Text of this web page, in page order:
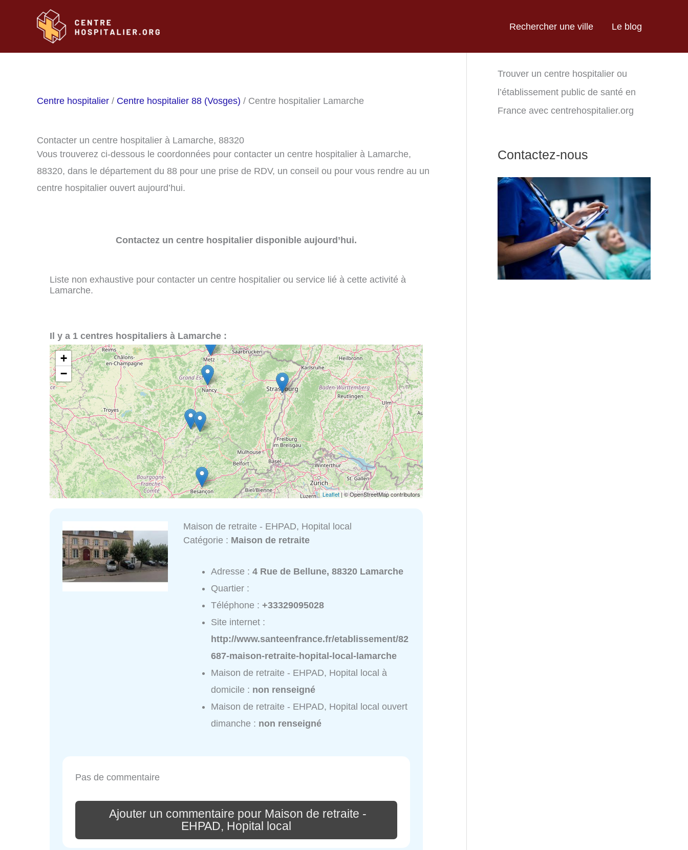
Rechercher une ville Le blog
Centre hospitalier / Centre hospitalier 88 (Vosges) / Centre hospitalier Lamarche
Contacter un centre hospitalier à Lamarche, 88320
Vous trouverez ci-dessous le coordonnées pour contacter un centre hospitalier à Lamarche,
88320, dans le département du 88 pour une prise de RDV, un conseil ou pour vous rendre au un
centre hospitalier ouvert aujourd’hui.
Contactez un centre hospitalier disponible aujourd’hui.
Liste non exhaustive pour contacter un centre hospitalier ou service lié à cette activité à
Lamarche.
Il y a 1 centres hospitaliers à Lamarche :
+
−
Leaflet| © OpenStreetMap contributors
Maison de retraite - EHPAD, Hopital local
Catégorie : Maison de retraite
Adresse :4 Rue de Bellune, 88320 Lamarche
Quartier :
Téléphone :+33329095028
Site internet :
http://www.santeenfrance.fr/etablissement/82
687-maison-retraite-hopital-local-lamarche
Maison de retraite - EHPAD, Hopital local à
domicile : non renseigné
Maison de retraite - EHPAD, Hopital local ouvert
dimanche : non renseigné
Pas de commentaire
Ajouter un commentaire pour Maison de retraite -
EHPAD, Hopital local
Trouver un centre hospitalier ou
l’établissement public de santé en
France avec centrehospitalier.org
Contactez-nous